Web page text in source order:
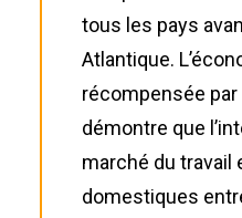
tous les pays
Atlantique.
récompensée par
démontre que
marché du travail
domestiques